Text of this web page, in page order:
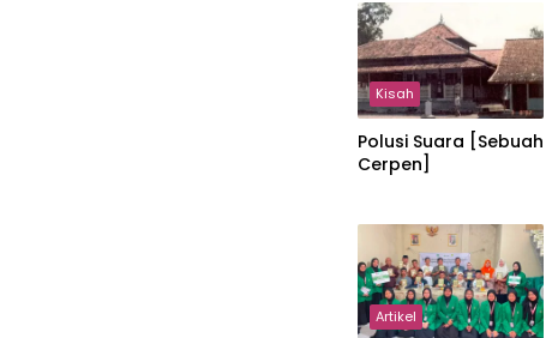
Hangat
Kisah
Polusi Suara [Sebuah
Cerpen]
Artikel